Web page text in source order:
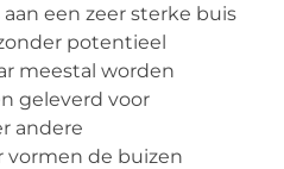
een zeer sterke buis
potentieel
meestal worden
geleverd voor
andere
vormen de buizen